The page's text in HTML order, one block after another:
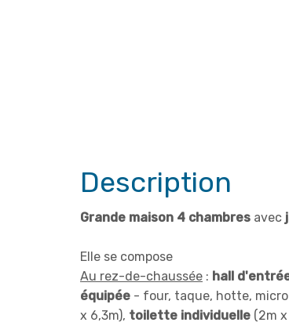
Description
Grande maison 4 chambres avec
Elle se compose
Au rez-de-chaussée : hall
équipée - four, taque, hotte,
x 6,3m), toilette individuelle (2m